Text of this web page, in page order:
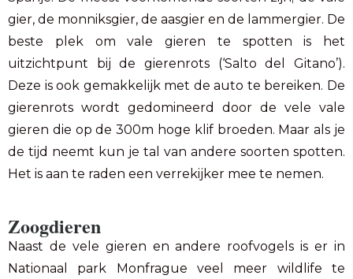
gier, de monniksgier, de aasgier en de lammergier. De
beste plek om vale gieren te spotten is het
uitzichtpunt bij de gierenrots (‘Salto del Gitano’).
Deze is ook gemakkelijk met de auto te bereiken. De
gierenrots wordt gedomineerd door de vele vale
gieren die op de 300m hoge klif broeden. Maar als je
de tijd neemt kun je tal van andere soorten spotten.
Het is aan te raden een verrekijker mee te nemen.
Zoogdieren
Naast de vele gieren en andere roofvogels is er in
Nationaal park Monfrague veel meer wildlife te